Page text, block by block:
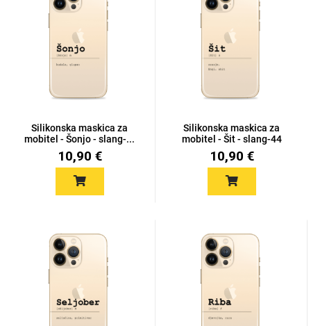
Silikonska maskica za
mobitel - Šonjo - slang-...
10,90 €
Silikonska maskica za
mobitel - Šit - slang-44
10,90 €
Za njega Za nju
Svijet životinja Auto - Moto motivi
Mandale / Cvjetni
motivi
Citati & Stihovi